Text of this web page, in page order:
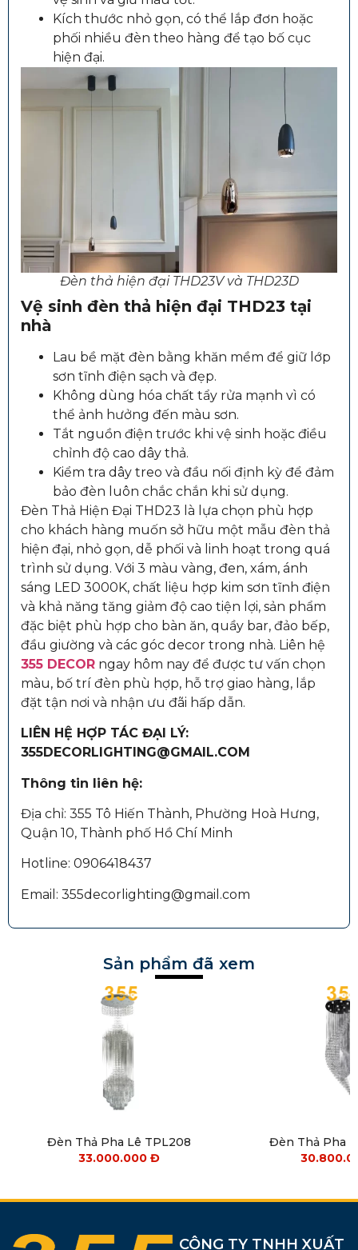
Kích thước nhỏ gọn, có thể lắp đơn hoặc
phối nhiều đèn theo hàng để tạo bố cục
hiện đại.
Đèn thả hiện đại THD23V và THD23D
Vệ sinh đèn thả hiện đại THD23 tại
nhà
Lau bề mặt đèn bằng khăn mềm để giữ lớp
sơn tĩnh điện sạch và đẹp.
Không dùng hóa chất tẩy rửa mạnh vì có
thể ảnh hưởng đến màu sơn.
Tắt nguồn điện trước khi vệ sinh hoặc điều
chỉnh độ cao dây thả.
Kiểm tra dây treo và đầu nối định kỳ để đảm
bảo đèn luôn chắc chắn khi sử dụng.
Đèn Thả Hiện Đại THD23 là lựa chọn phù hợp
cho khách hàng muốn sở hữu một mẫu đèn thả
hiện đại, nhỏ gọn, dễ phối và linh hoạt trong quá
trình sử dụng. Với 3 màu vàng, đen, xám, ánh
sáng LED 3000K, chất liệu hợp kim sơn tĩnh điện
và khả năng tăng giảm độ cao tiện lợi, sản phẩm
đặc biệt phù hợp cho bàn ăn, quầy bar, đảo bếp,
đầu giường và các góc decor trong nhà. Liên hệ
355 DECOR ngay hôm nay để được tư vấn chọn
màu, bố trí đèn phù hợp, hỗ trợ giao hàng, lắp
đặt tận nơi và nhận ưu đãi hấp dẫn.
LIÊN HỆ HỢP TÁC ĐẠI LÝ:
355DECORLIGHTING@GMAIL.COM
Thông tin liên hệ:
Địa chỉ: 355 Tô Hiến Thành, Phường Hoà Hưng,
Quận 10, Thành phố Hồ Chí Minh
Hotline: 0906418437
Email: 355decorlighting@gmail.com
Sản phẩm đã xem
Đèn Thả Pha Lê TPL208
33.000.000Đ
Đèn Thả Pha
CÔNG TY TNHH XUẤT